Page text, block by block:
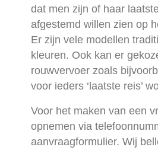
dat men zijn of haar
afgestemd willen zien op
Er zijn vele modellen
kleuren. Ook kan er
rouwvervoer zoals
voor ieders ‘laatste reis’
Voor het maken van een
opnemen via
aanvraagformulier. Wij